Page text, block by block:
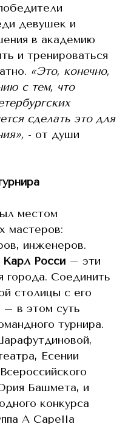
девушек и
в академию
и тренироваться
«Это, конечно,
с тем, что
сделать это для
- от души
местом
мастеров:
инженеров.
Росси – эти
города. Соединить
столицы с его
– в этом суть
турнира.
Есении
Башмета, и
конкурса
A Capella